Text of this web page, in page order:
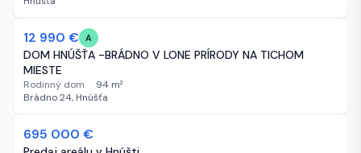
122 dní
12 990 € A
DOM HNÚŠŤA -BRÁDNO V LONE PRÍRODY NA TICHOM
MIESTE
Rodinný dom · 94 m²
Brádno 24, Hnúšťa
130 dní
695 000 €